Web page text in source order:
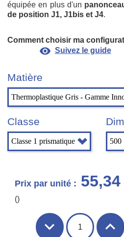
équipée en plus d'un
de position J1, J1bis et J4.
Comment choisir ma
visibility Suivez le guide
Matière
Classe
Prix par unité :
()